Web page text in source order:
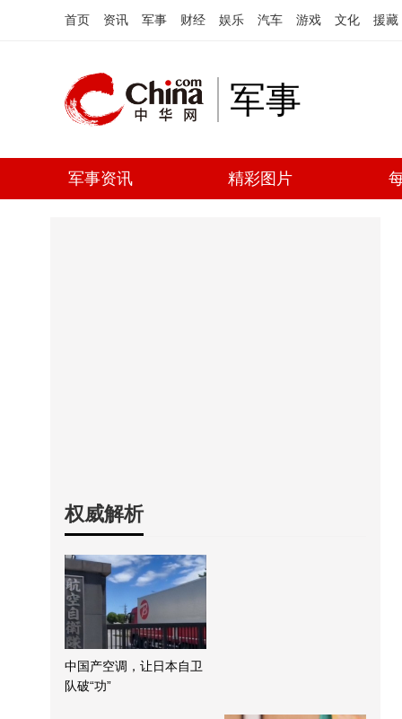
首页 资讯 军事 财经 娱乐 汽车 游戏 文化 援藏
军事
军事资讯 精彩图片
权威解析
中国产空调，让日本自卫
队破“功”